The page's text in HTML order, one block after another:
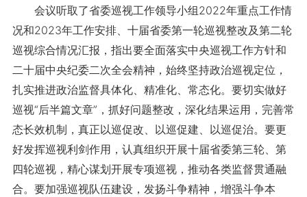
会议听取了省委巡视工作领导小组2022年重点工作情
况和2023年工作安排、十届省委第一轮巡视整改及第二轮
巡视综合情况汇报，指出要全面落实中央巡视工作方针和
二十届中央纪委二次全会精神，始终坚持政治巡视定位，
扎实推进政治监督具体化、精准化、常态化。要切实做好
巡视“后半篇文章”，抓好问题整改，深化结果运用，完善常
态长效机制，真正以巡促改、以巡促建、以巡促治。要更
好发挥巡视利剑作用，认真组织开展十届省委第三轮、第
四轮巡视，精心谋划开展专项巡视，推动各类监督贯通融
合。要加强巡视队伍建设，发扬斗争精神，增强斗争本